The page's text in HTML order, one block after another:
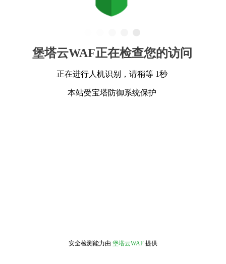
堡塔云WAF正在检查您的访问
正在进行人机识别，请稍等 1秒
本站受宝塔防御系统保护
安全检测能力由 堡塔云WAF 提供